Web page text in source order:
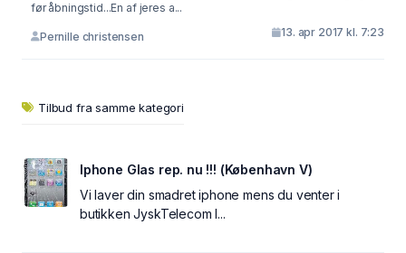
før åbningstid...En af jeres a...
Pernille christensen 13. apr 2017 kl. 7:23
Tilbud fra samme kategori
Iphone Glas rep. nu !!! (København V)
Vi laver din smadret iphone mens du venter i
butikken JyskTelecom I...